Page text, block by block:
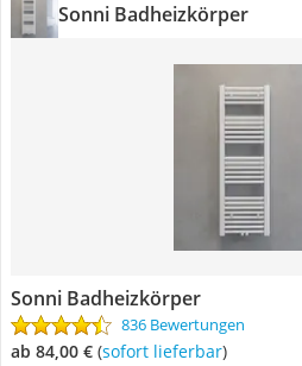
Sonni Badheizkörper
Sonni Badheizkörper
836 Bewertungen
ab 84,00 € ( Sofort lieferbar)